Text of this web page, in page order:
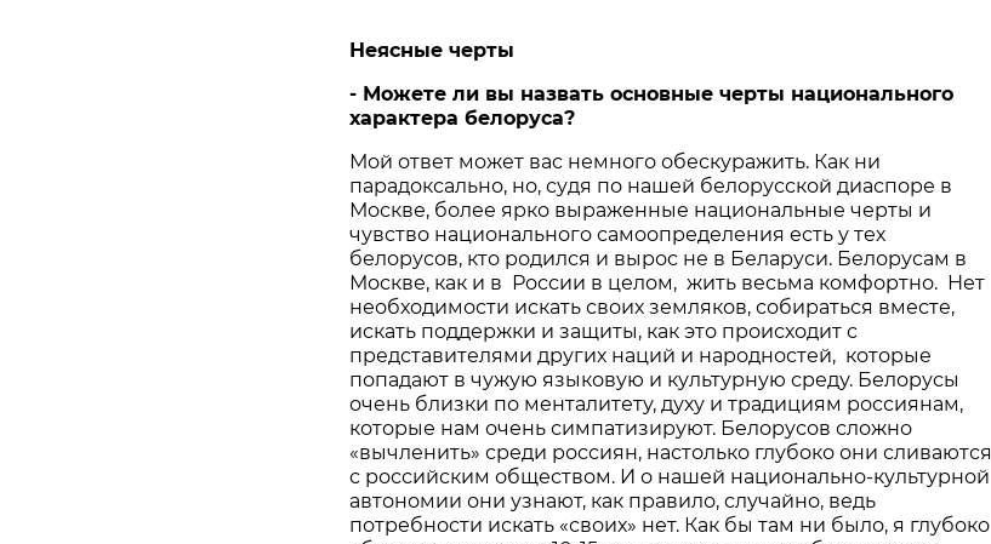
Неясные черты
- Можете ли вы назвать основные черты национального
характера белоруса?
Мой ответ может вас немного обескуражить. Как ни
парадоксально, но, судя по нашей белорусской диаспоре в
Москве, более ярко выраженные национальные черты и
чувство национального самоопределения есть у тех
белорусов, кто родился и вырос не в Беларуси. Белорусам в
Москве, как и в России в целом, жить весьма комфортно. Нет
необходимости искать своих земляков, собираться вместе,
искать поддержки и защиты, как это происходит с
представителями других наций и народностей, которые
попадают в чужую языковую и культурную среду. Белорусы
очень близки по менталитету, духу и традициям россиянам,
которые нам очень симпатизируют. Белорусов сложно
«вычленить» среди россиян, настолько глубоко они сливаются
с российским обществом. И о нашей национально-культурной
автономии они узнают, как правило, случайно, ведь
потребности искать «своих» нет. Как бы там ни было, я глубоко